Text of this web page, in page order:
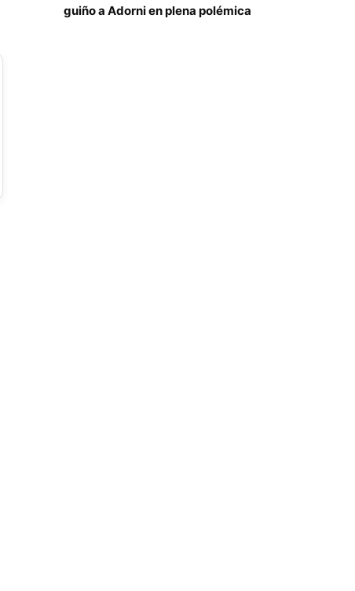
guiño a Adorni en plena polémica